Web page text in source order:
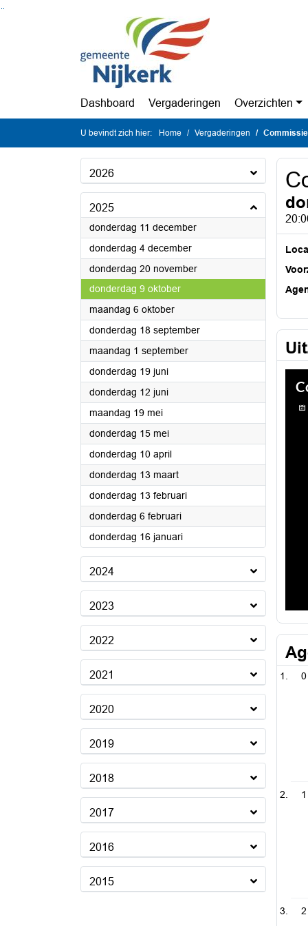
Ga naar de inhoud van deze pagina
Dashboard Vergaderingen Overzichten
U bevindt zich hier: Home Vergaderingen
2026
2025
donderdag 11 december2025
donderdag 4 december2025
donderdag 20 november2025
donderdag 9 oktober2025
maandag 6 oktober2025
donderdag 18 september2025
maandag 1 september2025
donderdag 19 juni2025
donderdag 12 juni2025
maandag 19 mei2025
donderdag 15 mei2025
donderdag 10 april2025
donderdag 13 maart2025
donderdag 13 februari2025
donderdag 6 februari2025
donderdag 16 januari2025
2024
2023
2022
2021
2020
2019
2018
2017
2016
2015
0
1
2